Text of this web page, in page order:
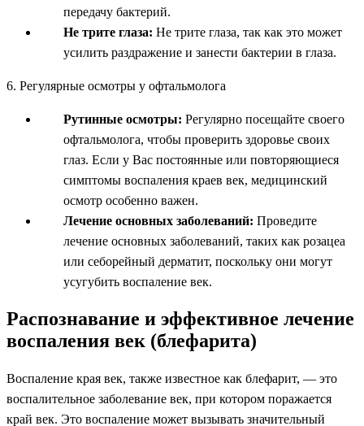
передачу бактерий.
Не трите глаза: Не трите глаза, так как это может
усилить раздражение и занести бактерии в глаза.
6. Регулярные осмотры у офтальмолога
Рутинные осмотры: Регулярно посещайте своего
офтальмолога, чтобы проверить здоровье своих
глаз. Если у Вас постоянные или повторяющиеся
симптомы воспаления краев век, медицинский
осмотр особенно важен.
Лечение основных заболеваний: Проведите
лечение основных заболеваний, таких как розацеа
или себорейный дерматит, поскольку они могут
усугубить воспаление век.
Распознавание и эффективное лечение
воспаления век (блефарита)
Воспаление края век, также известное как блефарит, — это
воспалительное заболевание век, при котором поражается
край век. Это воспаление может вызывать значительный